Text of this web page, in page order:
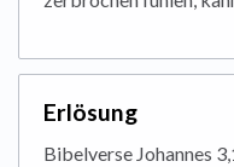
Erlösung
Bibelverse Johannes